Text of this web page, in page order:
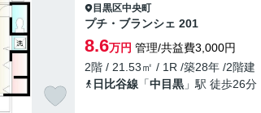
目黒区中央町
プチ・ブランシェ 201
8.6万円 管理/共益費3,000円
2階 / 21.53㎡ / 1R /築28年 /2階建
日比谷線 「中目黒 」駅 徒歩26分